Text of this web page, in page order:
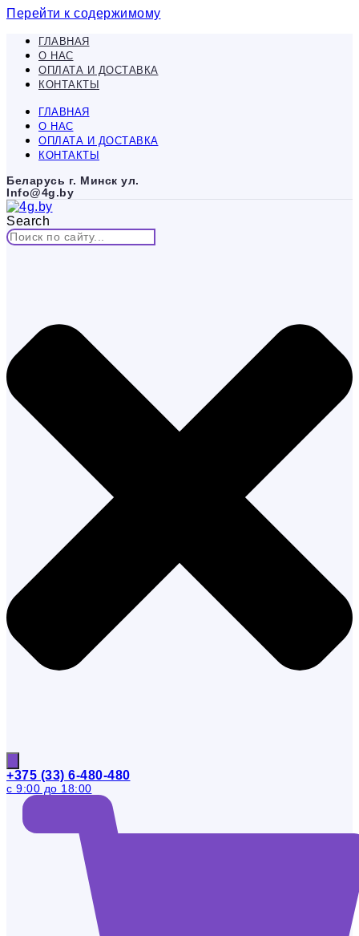
Перейти к содержимому
ГЛАВНАЯ
О НАС
ОПЛАТА И ДОСТАВКА
КОНТАКТЫ
ГЛАВНАЯ
О НАС
ОПЛАТА И ДОСТАВКА
КОНТАКТЫ
Беларусь г. Минск ул.
Info@4g.by
Search
+375 (33) 6-480-480
с 9:00 до 18:00